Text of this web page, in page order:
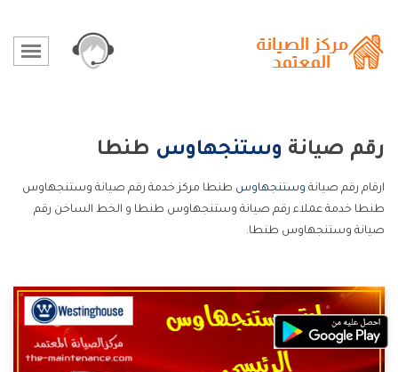
رقم صيانة وستنجهاوس طنطا
ارقام رقم صيانة وستنجهاوس طنطا مركز خدمة رقم صيانة وستنجهاوس
طنطا خدمة عملاء رقم صيانة وستنجهاوس طنطا و الخط الساخن رقم
صيانة وستنجهاوس طنطا.